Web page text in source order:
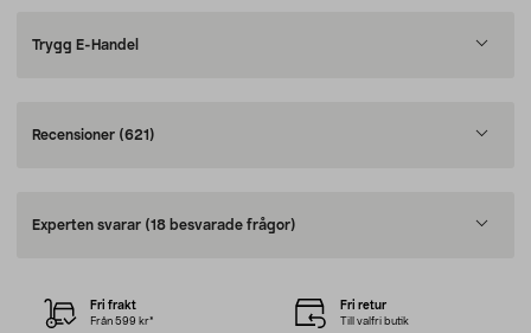
Trygg E-Handel
Recensioner (621)
Experten svarar (18 besvarade frågor)
Fri frakt
Från 599 kr*
Fri retur
Till valfri butik